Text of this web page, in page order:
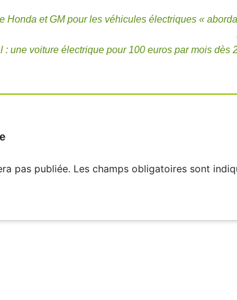
Honda et GM pour les véhicules électriques «
: une voiture électrique pour 100 euros par mois dès
pas publiée. Les champs obligatoires sont